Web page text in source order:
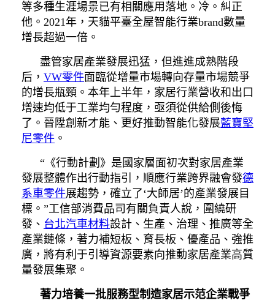
等多種生涯場景已有相關應用落地。冷。糾正
他。2021年，天貓平臺全屋智能行業brand數量
增長超過一倍。
盡管家居產業發展迅猛，但進進成熟階段
后， VW零件面臨從增量市場轉向存量市場競爭
的增長瓶頸。本年上半年，家居行業營收和出口
增速均低于工業均勻程度，亟須從供給側後悔
了。晉陞創新才能、更好推動智能化發展藍寶堅
尼零件 。
“《行動計劃》是國家層面初次對家居產業
發展整體作出行動指引，順應行業跨界融會發德
系車零件展趨勢，確立了‘大師居’的產業發展目
標。”工信部消費品司有關負責人說，圍繞研
發、 台北汽車材料設計、生產、治理、推廣等全
產業鏈條，著力補短板、育長板、優產品、強推
廣，將有利于引導資源要素向推動家居產業高質
量發展集聚。
著力培養一批服務型制造家居示范企業戰爭